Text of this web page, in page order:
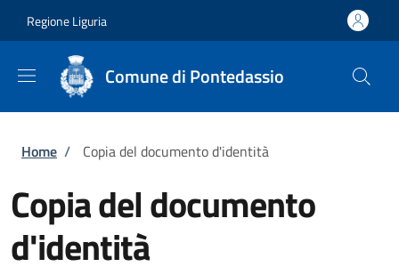
Regione Liguria
Comune di Pontedassio
Briciole di pane
Home / Copia del documento d'identità
Copia del documento
d'identità